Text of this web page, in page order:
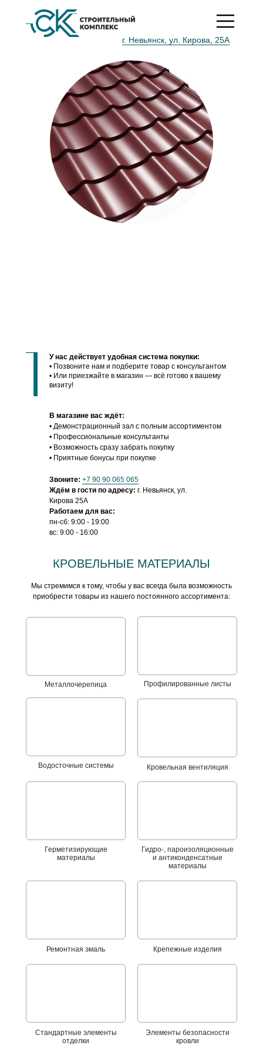
г. Невьянск, ул. Кирова, 25А
* Срок действия акции до 25 февраля 2025 г.
У нас действует удобная система покупки:
• Позвоните нам и подберите товар с консультантом
• Или приезжайте в магазин — всё готово к вашему
визиту!
Звоните: +7 90 90 065 065
Ждём в гости по адресу: г. Невьянск, ул.
Кирова 25А
Работаем для вас:
пн-сб: 9:00 - 19:00
вс: 9:00 - 16:00
В магазине вас ждёт:
• Демонстрационный зал с полным ассортиментом
• Профессиональные консультанты
• Возможность сразу забрать покупку
• Приятные бонусы при покупке
КРОВЕЛЬНЫЕ МАТЕРИАЛЫ
Элементы безопасности
кровли
Ремонтная эмаль Крепежные изделия
Стандартные элементы
отделки
Кровельная вентиляция
Герметизирующие
материалы
Гидро-, пароизоляционные
и антиконденсатные
материалы
Металлочерепица Профилированные листы
Водосточные системы
Мы стремимся к тому, чтобы у вас всегда была возможность
приобрести товары из нашего постоянного ассортимента: